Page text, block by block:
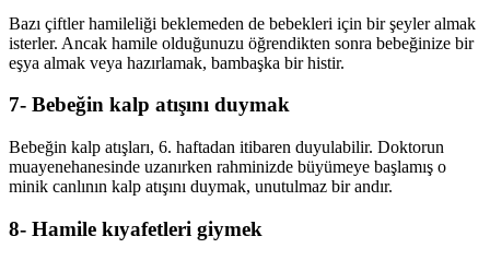
Bazı çiftler hamileliği beklemeden de bebekleri için bir şeyler almak
isterler. Ancak hamile olduğunuzu öğrendikten sonra bebeğinize bir
eşya almak veya hazırlamak, bambaşka bir histir.
7- Bebeğin kalp atışını duymak
Bebeğin kalp atışları, 6. haftadan itibaren duyulabilir. Doktorun
muayenehanesinde uzanırken rahminizde büyümeye başlamış o
minik canlının kalp atışını duymak, unutulmaz bir andır.
8- Hamile kıyafetleri giymek